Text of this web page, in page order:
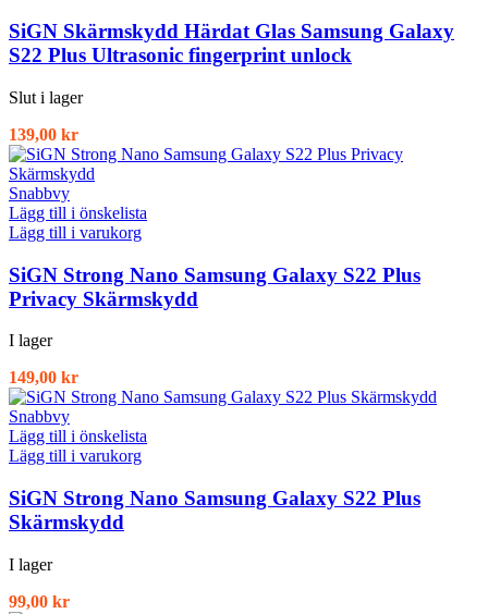
SiGN Skärmskydd Härdat Glas Samsung Galaxy
S22 Plus Ultrasonic fingerprint unlock
Slut i lager
139,00 kr
Snabbvy
Lägg till i önskelista
Lägg till i varukorg
SiGN Strong Nano Samsung Galaxy S22 Plus
Privacy Skärmskydd
I lager
149,00 kr
Snabbvy
Lägg till i önskelista
Lägg till i varukorg
SiGN Strong Nano Samsung Galaxy S22 Plus
Skärmskydd
I lager
99,00 kr